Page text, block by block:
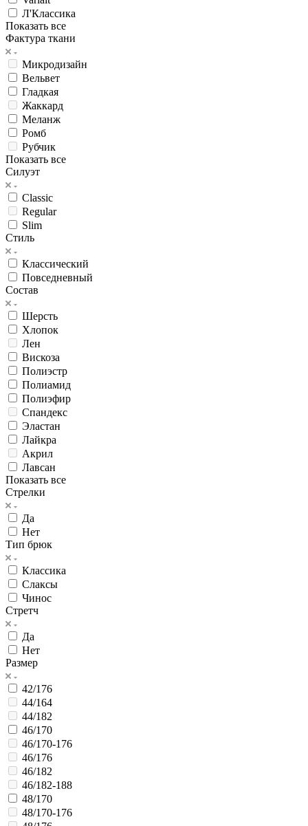
Л'Классика
Показать все
Фактура ткани
Микродизайн
Вельвет
Гладкая
Жаккард
Меланж
Ромб
Рубчик
Показать все
Силуэт
Classic
Regular
Slim
Стиль
Классический
Повседневный
Состав
Шерсть
Хлопок
Лен
Вискоза
Полиэстр
Полиамид
Полиэфир
Спандекс
Эластан
Лайкра
Акрил
Лавсан
Показать все
Стрелки
Да
Нет
Тип брюк
Классика
Слаксы
Чинос
Стретч
Да
Нет
Размер
42/176
44/164
44/182
46/170
46/170-176
46/176
46/182
46/182-188
48/170
48/170-176